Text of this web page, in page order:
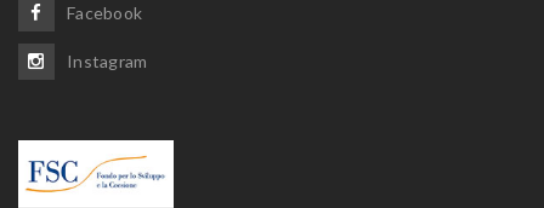
Facebook
Instagram